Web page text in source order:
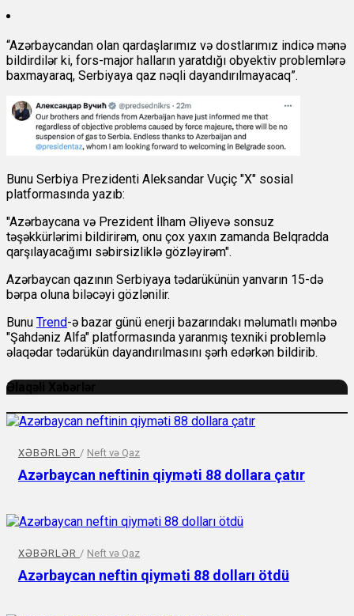
“Azərbaycandan olan qardaşlarımız və dostlarımız indicə mənə
bildirdilər ki, fors-major halların yaratdığı obyektiv problemlərə
baxmayaraq, Serbiyaya qaz nəqli dayandırılmayacaq”.
Bunu Serbiya Prezidenti Aleksandar Vuçiç "X" sosial
platformasında yazıb:
"Azərbaycana və Prezident İlham Əliyevə sonsuz
təşəkkürlərimi bildirirəm, onu çox yaxın zamanda Belqradda
qarşılayacağımı səbirsizliklə gözləyirəm".
Azərbaycan qazının Serbiyaya tədarükünün yanvarın 15-də
bərpa oluna biləcəyi gözlənilir.
Bunu Trend-ə bazar günü enerji bazarındakı məlumatlı mənbə
"Şahdəniz Alfa" platformasında yaranmış texniki problemlə
əlaqədar tədarükün dayandırılmasını şərh edərkən bildirib.
Əlaqəli Xəbərlər
XƏBƏRLƏR / Neft və Qaz
Azərbaycan neftinin qiyməti 88 dollara çatır
XƏBƏRLƏR / Neft və Qaz
Azərbaycan neftin qiyməti 88 dolları ötdü